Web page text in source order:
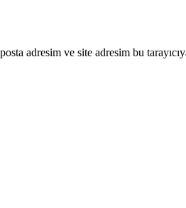
adresim ve site adresim bu